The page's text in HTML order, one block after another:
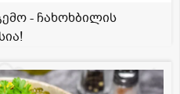
- ჩახოხბილის